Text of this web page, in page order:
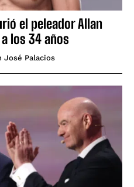
el peleador Allan
los 34 años
José Palacios